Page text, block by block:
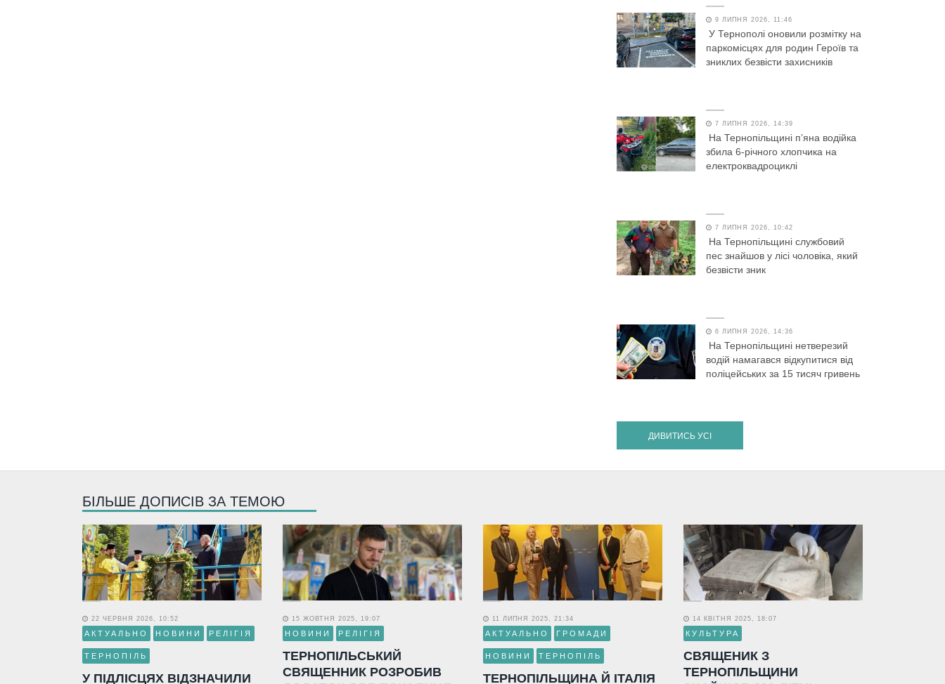
9 ЛИПНЯ 2026, 11:46
У Тернополі оновили розмітку на
паркомісцях для родин Героїв та
зниклих безвісти захисників
7 ЛИПНЯ 2026, 14:39
На Тернопільщині п’яна водійка
збила 6-річного хлопчика на
електроквадроциклі
7 ЛИПНЯ 2026, 10:42
На Тернопільщині службовий
пес знайшов у лісі чоловіка, який
безвісти зник
6 ЛИПНЯ 2026, 14:36
На Тернопільщині нетверезий
водій намагався відкупитися від
поліцейських за 15 тисяч гривень
ДИВИТИСЬ УСІ
БІЛЬШЕ ДОПИСІВ ЗА ТЕМОЮ
22 ЧЕРВНЯ 2026, 10:52
АКТУАЛЬНО НОВИНИ РЕЛІГІЯ
ТЕРНОПІЛЬ
У ПІДЛІСЦЯХ ВІДЗНАЧИЛИ
15 ЖОВТНЯ 2025, 19:07
НОВИНИ РЕЛІГІЯ
ТЕРНОПІЛЬСЬКИЙ
СВЯЩЕННИК РОЗРОБИВ
11 ЛИПНЯ 2025, 21:34
АКТУАЛЬНО ГРОМАДИ
НОВИНИ ТЕРНОПІЛЬ
ТЕРНОПІЛЬЩИНА Й ІТАЛІЯ
14 КВІТНЯ 2025, 18:07
КУЛЬТУРА
СВЯЩЕНИК З
ТЕРНОПІЛЬЩИНИ